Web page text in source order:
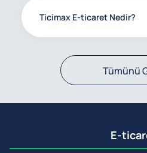
Ticimax E-ticaret Nedir?
Tümünü
E-